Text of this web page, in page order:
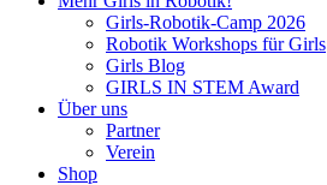
Girls-Robotik-Camp 2026
Robotik Workshops für Girls
Girls Blog
GIRLS IN STEM Award
Über uns
Partner
Verein
Shop